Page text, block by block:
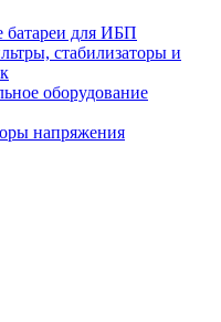
батареи для ИБП
стабилизаторы и
оборудование
напряжения